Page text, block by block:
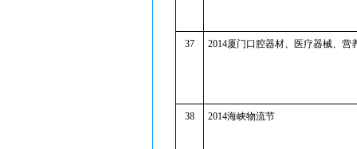
37 2014厦门口腔器材、医疗器械、营
38 2014海峡物流节